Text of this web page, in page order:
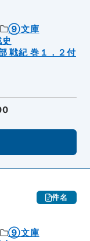
⑨文庫
戦紀 巻１．２付
件名
⑨文庫